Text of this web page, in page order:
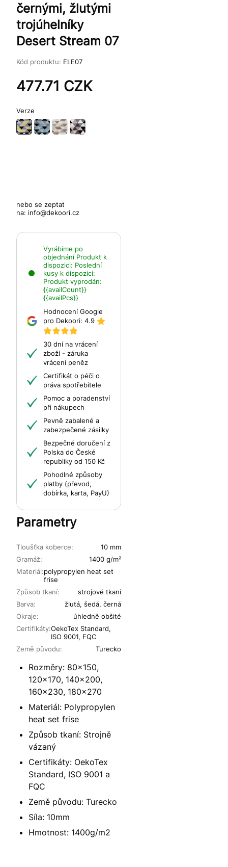
černými, žlutými
trojúhelníky
Desert Stream 07
Kód produktu: ELE07
477.71 CZK
Verze
nebo se zeptat
na: info@dekoori.cz
Vyrábíme po
objednání Produkt k
dispozici: Poslední
kusy k dispozici:
Produkt vyprodán:
{{availCount}}
{{availPcs}}
Hodnocení Google
pro Dekoori: 4.9
30 dní na vrácení
zboží - záruka
vrácení peněz
Certifikát o péči o
práva spotřebitele
Pomoc a poradenství
při nákupech
Pevně zabalené a
zabezpečené zásilky
Bezpečné doručení z
Polska do České
republiky od 150 Kč
Pohodlné způsoby
platby (převod,
dobírka, karta, PayU)
Parametry
Materiál:polypropylen heat set
frise
Způsob tkaní:
strojové tkaní
Tloušťka koberce:
10 mm
Gramáž:
1400 g/m²
Okraje: úhledně obšité
Barva: žlutá, šedá, černá
Země původu: Turecko
Certifikáty:OekoTex Standard,
ISO 9001, FQC
Rozměry: 80x150,
120x170, 140x200,
160x230, 180x270
Materiál: Polypropylen
heat set frise
Způsob tkaní: Strojně
vázaný
Certifikáty: OekoTex
Standard, ISO 9001 a
FQC
Země původu: Turecko
Síla: 10mm
Hmotnost: 1400g/m2